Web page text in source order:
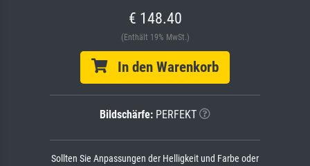
€ 148.40
(Enthält 19% MwSt.)
In den Warenkorb
Bildschärfe: PERFEKT
Sollten Sie Anpassungen der Helligkeit und Farbe oder